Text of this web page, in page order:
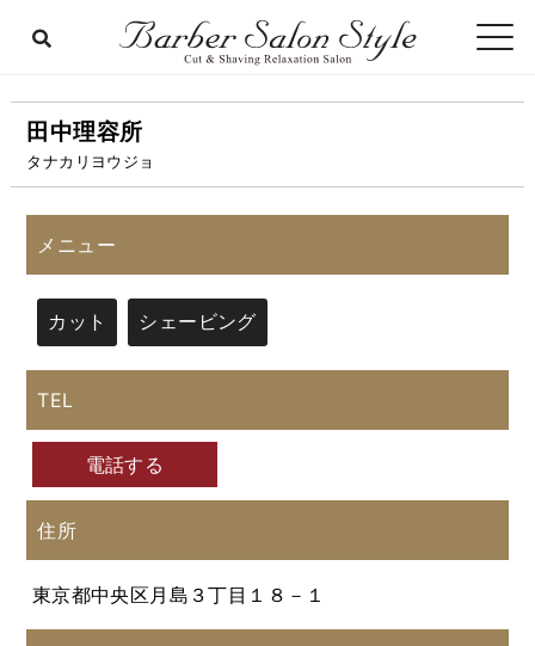
田中理容所
タナカリヨウジョ
メニュー
カット シェービング
TEL
電話する
住所
東京都中央区月島３丁目１８－１